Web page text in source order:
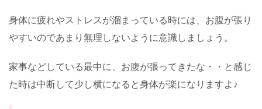
身体に疲れやストレスが溜まっている時には、お腹が張り
やすいのであまり無理しないように意識しましょう。
家事などしている最中に、お腹が張ってきたな・・と感じ
た時は中断して少し横になると身体が楽になりますよ♪